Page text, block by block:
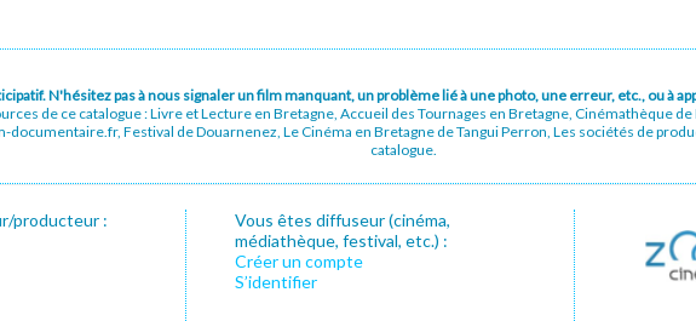
N'hésitez pas à nous signaler un film manquant, un problème lié à une photo, une erreur, etc., ou à
de ce catalogue : Livre et Lecture en Bretagne, Accueil des Tournages en Bretagne, Cinémathèque
documentaire.fr, Festival de Douarnenez, Le Cinéma en Bretagne de Tangui Perron, Les sociétés de
catalogue.
producteur :
Vous êtes diffuseur (cinéma,
médiathèque, festival, etc.) :
Créer un compte
S’identifier